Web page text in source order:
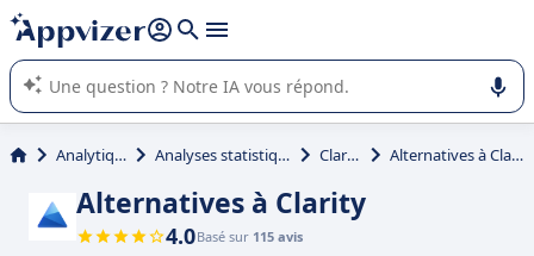
répondre (plusieurs lignes avec
L'IA de Appvizer vous guide dans l'utilisation ou la sélection de
logiciel SaaS en entreprise.
Analytique Analyses statistiques Clarity Alternatives à Clarity
Alternatives à Clarity
4.0Basé sur 115 avis